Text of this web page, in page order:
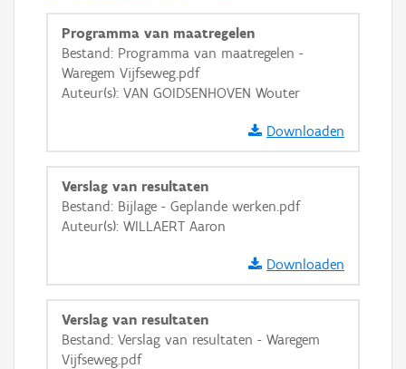
i
+ −
Basis Lagen
Ortho
GRB-Basiskaart in grijswaarden
Programma van maatregelen
Bestand: Programma van maatregelen -
Waregem Vijfseweg.pdf
Auteur(s): VAN GOIDSENHOVEN Wouter
Downloaden
Verslag van resultaten
Bestand: Bijlage - Geplande werken.pdf
Auteur(s): WILLAERT Aaron
Downloaden
Verslag van resultaten
Bestand: Verslag van resultaten - Waregem
Vijfseweg.pdf